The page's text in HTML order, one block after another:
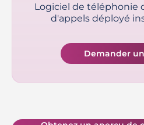
Logiciel de téléphonie
d'appels déployé
Demander